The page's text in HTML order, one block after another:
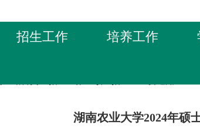
招生工作 培养工作
湖南农业大学2024年硕